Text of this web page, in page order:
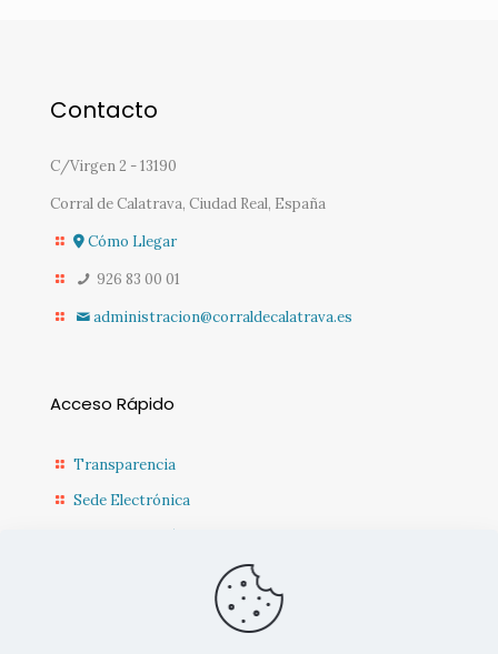
Contacto
C/Virgen 2 - 13190
Corral de Calatrava, Ciudad Real, España
Cómo Llegar
926 83 00 01
administracion@corraldecalatrava.es
Acceso Rápido
Transparencia
Sede Electrónica
Sede Diputación CR
Actualidad Municipal